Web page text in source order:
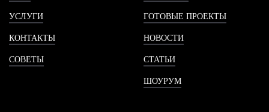
УСЛУГИ
КОНТАКТЫ
СОВЕТЫ
ГОТОВЫЕ ПРОЕКТЫ
НОВОСТИ
СТАТЬИ
ШОУРУМ